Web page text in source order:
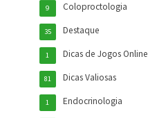
Coloproctologia
9
Destaque
35
Dicas de Jogos Online
1
Dicas Valiosas
81
Endocrinologia
1